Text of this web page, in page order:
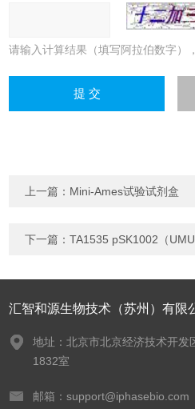
请输入计算结果（填写阿拉伯数字）
上一篇： Mini-Ames试验试剂盒
下一篇：TA1535 pSK1002（UMU
汇智和源生物技术（苏州）有限
地址：北京市北京经济技术开发
1832室
邮箱：support@iphasebio.com